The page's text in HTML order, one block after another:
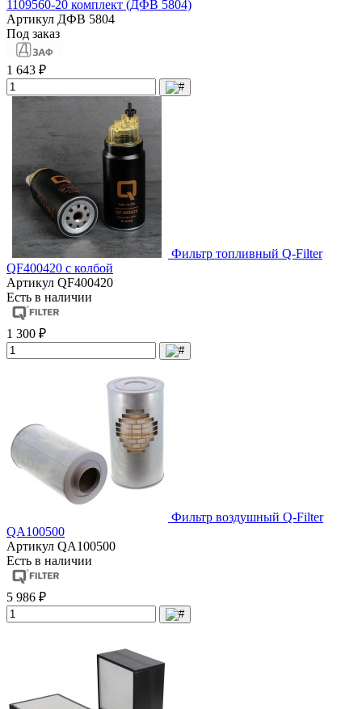
1109560-20 комплект (ДФВ 5804)
Артикул ДФВ 5804
Под заказ
1 643 ₽
Фильтр топливный Q-Filter
QF400420 с колбой
Артикул QF400420
Есть в наличии
1 300 ₽
Фильтр воздушный Q-Filter
QA100500
Артикул QA100500
Есть в наличии
5 986 ₽